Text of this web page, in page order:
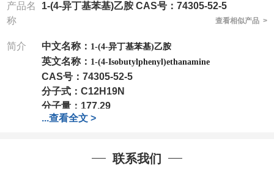
产品名
称
1-(4-异丁基苯基)乙胺 CAS号：74305-52-5
查看相似产品 >
简介 中文名称： 1-(4-异丁基苯基)乙胺
英文名称： 1-(4-Isobutylphenyl)ethanamine
CAS号： 74305-52-5
分子式： C12H19N
分子量： 177.29
包装：1Mg ; 5Mg;10Mg ;100Mg;250Mg ;500Mg
我司对高校及科研单位先发货和
作中有用到的试剂,欢迎前来询购
...查看全文 >
联系我们